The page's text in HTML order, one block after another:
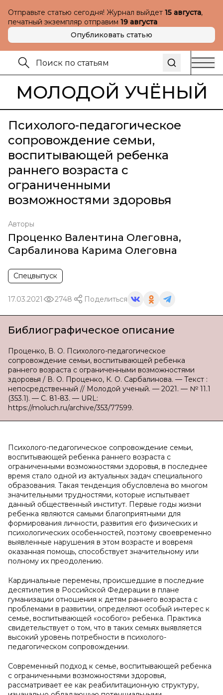
Отправьте статью сегодня! Журнал выйдет 15 августа,
печатный экземпляр отправим 19 августа
Опубликовать статью
МОЛОДОЙ УЧЁНЫЙ
Психолого-педагогическое
сопровождение семьи,
воспитывающей ребенка
раннего возраста с
ограниченными
возможностями здоровья
Авторы
Проценко Валентина Олеговна,
Сарбалинова Карима Олеговна
Спецвыпуск
17.03.2021 2748 Поделиться
Библиографическое описание
Проценко, В. О. Психолого-педагогическое
сопровождение семьи, воспитывающей ребенка
раннего возраста с ограниченными возможностями
здоровья / В. О. Проценко, К. О. Сарбалинова. — Текст :
непосредственный // Молодой ученый. — 2021. — № 11.1
(353.1). — С. 81-83. — URL:
https://moluch.ru/archive/353/77599.
Психолого-педагогическое сопровождение семьи,
воспитывающей ребенка раннего возраста с
ограниченными возможностями здоровья, в последнее
время стало одной из актуальных задач специального
образования. Такая тенденция обусловлена во многом
значительными трудностями, которые испытывает
данный общественный институт. Первые годы жизни
ребенка являются самыми благоприятными для
формирования личности, развития его физических и
психологических особенностей, поэтому своевременно
выявленные нарушения в этом возрасте и вовремя
оказанная помощь, способствует значительному или
полному их преодолению.
Кардинальные перемены, происшедшие в последние
десятилетия в Российской Федерации в плане
гуманизации отношения к детям раннего возраста с
проблемами в развитии, определяют особый интерес к
семье, воспитывающей «особого» ребенка. Практика
свидетельствует о том, что в таких семьях выявляется
высокий уровень потребности в психолого-
педагогическом сопровождении.
Современный подход к семье, воспитывающей ребенка
с ограниченными возможностями здоровья,
рассматривает ее как реабилитационную структуру,